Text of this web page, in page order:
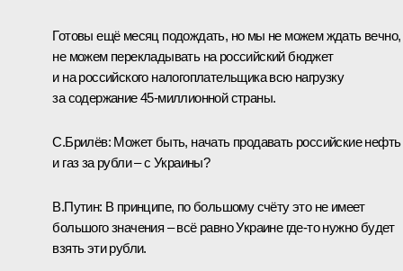
Готовы ещё месяц подождать, но мы не можем ждать вечно,
не можем перекладывать на российский бюджет
и на российского налогоплательщика всю нагрузку
за содержание 45-миллионной страны.
С.Брилёв: Может быть, начать продавать российские нефть
и газ за рубли – с Украины?
В.Путин: В принципе, по большому счёту это не имеет
большого значения – всё равно Украине где‑то нужно будет
взять эти рубли.